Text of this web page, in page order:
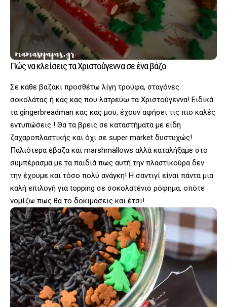
Πώς να κλείσεις τα Χριστούγεννα σε ένα βάζο
Σε κάθε βαζάκι προσθέτω λίγη τρούφα, σταγόνες
σοκολάτας ή κας κας που λατρεύω τα Χριστούγεννα! Ειδικά
τα gingerbreadman κας κας μου, έχουν αφήσει τις πιο καλές
εντυπώσεις ! Θα τα βρεις σε καταστήματα με είδη
ζαχαροπλαστικής και όχι σε super market δυστυχώς!
Παλιότερα έβαζα και marshmallows αλλά καταλήξαμε στο
συμπέρασμα με τα παιδιά πως αυτή την πλαστικούρα δεν
την έχουμε και τόσο πολύ ανάγκη! Η σαντιγί είναι πάντα μια
καλή επιλογή για topping σε σοκολατένιο ρόφημα, οπότε
νομίζω πως θα το δοκιμάσεις και έτσι!